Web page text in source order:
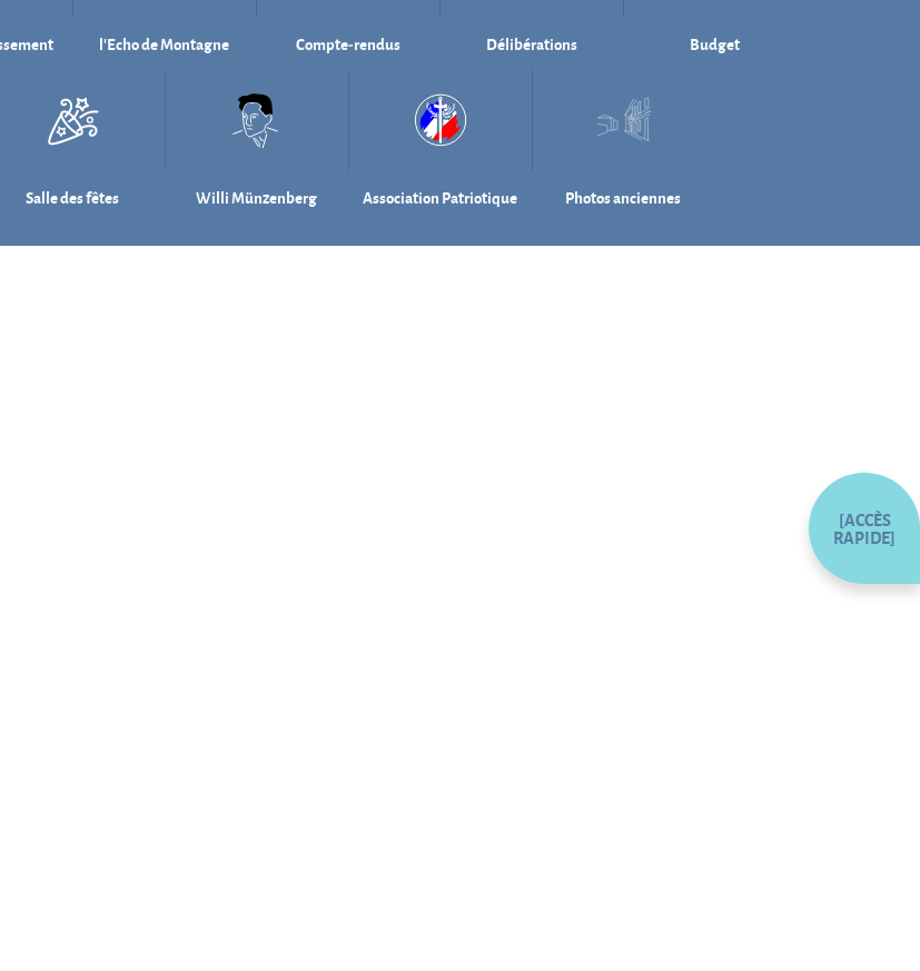
[ACCÈS
RAPIDE]
l'Echo de Montagne Compte-rendus Délibérations Budget
Salle des fêtes Willi Münzenberg Association Patriotique Photos anciennes